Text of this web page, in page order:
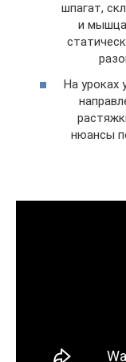
шпагат,
и
На уроках
нюансы